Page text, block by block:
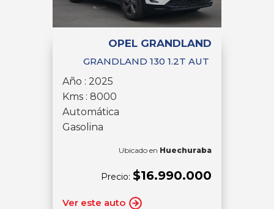
OPEL GRANDLAND
GRANDLAND 130 1.2T AUT
Año : 2025
Kms : 8000
Automática
Gasolina
Ubicado en Huechuraba
Precio: $16.990.000
Ver este auto